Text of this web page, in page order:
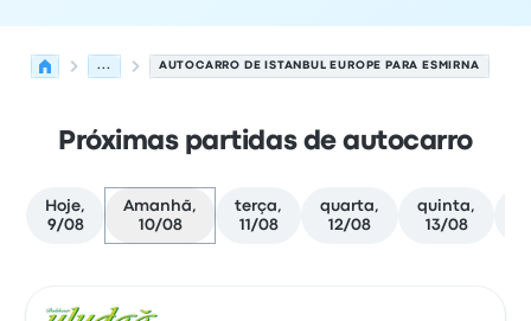
... AUTOCARRO DE ISTANBUL EUROPE PARA ESMIRNA
Próximas partidas de autocarro
Hoje,
9/08
Amanhã,
10/08
terça,
11/08
quarta,
12/08
quinta,
13/08